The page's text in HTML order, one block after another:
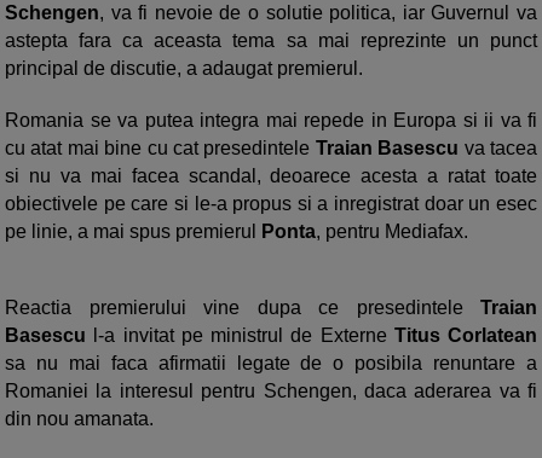
Schengen, va fi nevoie de o solutie politica, iar Guvernul va
astepta fara ca aceasta tema sa mai reprezinte un punct
principal de discutie, a adaugat premierul.
Romania se va putea integra mai repede in Europa si ii va fi
cu atat mai bine cu cat presedintele Traian Basescu va tacea
si nu va mai facea scandal, deoarece acesta a ratat toate
obiectivele pe care si le-a propus si a inregistrat doar un esec
pe linie, a mai spus premierul
Ponta, pentru Mediafax.
Reactia premierului vine dupa ce presedintele Traian
Basescu l-a invitat pe ministrul de Externe Titus Corlatean
sa nu mai faca afirmatii legate de o posibila renuntare a
Romaniei la interesul pentru Schengen, daca aderarea va fi
din nou amanata.